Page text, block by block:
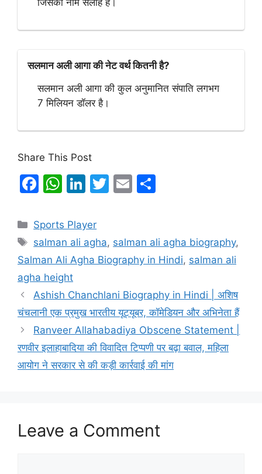
जिसका नाम सलाह है।
सलमान अली आगा की नेट वर्थ कितनी है?
सलमान अली आगा की कुल अनुमानित संपाति लगभग
7 मिलियन डॉलर है।
Share This Post
F
c
e
b
o
o
k
W
at
s
A
p
p
Li
k
e
dI
T
er
E
l
e
Categories
Sports Player
Tags
salman ali agha, salman ali agha biography,
Salman Ali Agha Biography in Hindi, salman ali
agha height
Ashish Chanchlani Biography in Hindi | अशिष
चंचलानी एक प्रमुख भारतीय यूट्यूबर, कॉमेडियन और अभिनेता हैं
Ranveer Allahabadiya Obscene Statement |
रणवीर इलाहाबादिया की विवादित टिप्पणी पर बढ़ा बवाल, महिला
आयोग ने सरकार से की कड़ी कार्रवाई की मांग
Leave a Comment